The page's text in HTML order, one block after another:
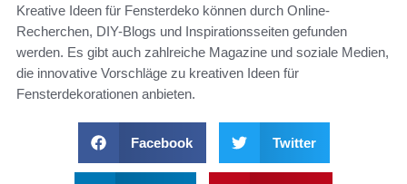
Kreative Ideen für Fensterdeko können durch Online-
Recherchen, DIY-Blogs und Inspirationsseiten gefunden
werden. Es gibt auch zahlreiche Magazine und soziale Medien,
die innovative Vorschläge zu kreativen Ideen für
Fensterdekorationen anbieten.
Facebook Twitter